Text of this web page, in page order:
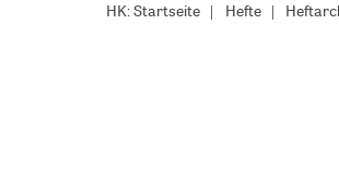
HK: Startseite Hefte